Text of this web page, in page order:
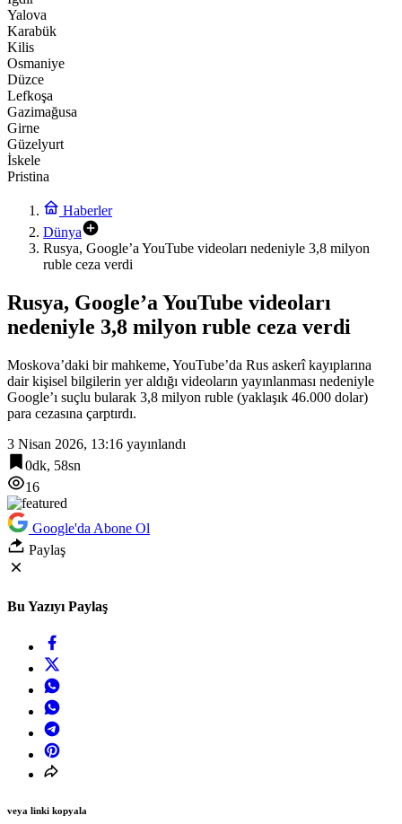
Yalova
Karabük
Kilis
Osmaniye
Düzce
Lefkoşa
Gazimağusa
Girne
Güzelyurt
İskele
Pristina
Haberler
Dünya
Rusya, Google’a YouTube videoları nedeniyle 3,8 milyon
ruble ceza verdi
Rusya, Google’a YouTube videoları
nedeniyle 3,8 milyon ruble ceza verdi
Moskova’daki bir mahkeme, YouTube’da Rus askerî kayıplarına
dair kişisel bilgilerin yer aldığı videoların yayınlanması nedeniyle
Google’ı suçlu bularak 3,8 milyon ruble (yaklaşık 46.000 dolar)
para cezasına çarptırdı.
3 Nisan 2026, 13:16 yayınlandı
0dk, 58sn
16
Google'da Abone Ol
Paylaş
Bu Yazıyı Paylaş
veya linki kopyala